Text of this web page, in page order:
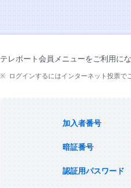
テレボート会員メニューをご利用に
ログインするにはインターネット投票で
加入者番号
暗証番号
認証用パスワード